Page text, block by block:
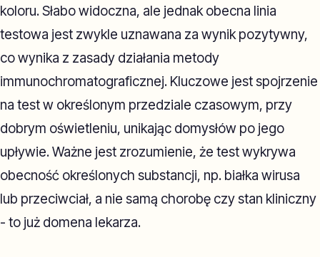
koloru. Słabo widoczna, ale jednak obecna linia
testowa jest zwykle uznawana za wynik pozytywny,
co wynika z zasady działania metody
immunochromatograficznej. Kluczowe jest spojrzenie
na test w określonym przedziale czasowym, przy
dobrym oświetleniu, unikając domysłów po jego
upływie. Ważne jest zrozumienie, że test wykrywa
obecność określonych substancji, np. białka wirusa
lub przeciwciał, a nie samą chorobę czy stan kliniczny
- to już domena lekarza.